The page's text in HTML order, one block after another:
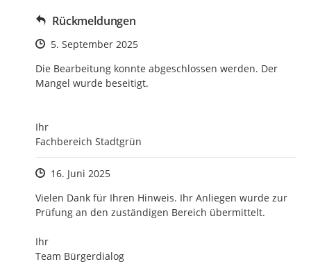
Rückmeldungen
Zeitpunkt des Erstellens
5. September 2025
Die Bearbeitung konnte abgeschlossen werden. Der
Mangel wurde beseitigt.
Ihr
Fachbereich Stadtgrün
Zeitpunkt des Erstellens
16. Juni 2025
Vielen Dank für Ihren Hinweis. Ihr Anliegen wurde zur
Prüfung an den zuständigen Bereich übermittelt.
Ihr
Team Bürgerdialog